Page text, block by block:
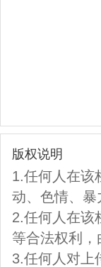
版权说明
1.任何人在该
动、色情、
2.任何人在该
等合法权利
3.任何人对上